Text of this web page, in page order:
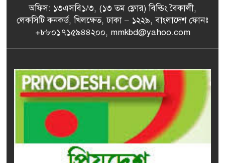
বিএসএফের গুলিতে বাংলাদেশি
যুবক নিহত
৮
প্রধানমন্ত্রী চট্টগ্রাম ও কক্সবাজার
যাচ্ছেন
বিদ্যুৎ-জ্বালানি খাতে অস্থিরতা
তৈরির চেষ্টা করছে একটি চক্র :
প্রধানমন্ত্রী
অফিস: ১৩এসবি১/৩, (১৩ তম ফ্লোর) বিল্ডিং বৈকালী,
লেকসিটি কনকর্ড, খিলক্ষেত, ঢাকা – ১২২৯, বাংলাদেশ ফোনঃ
+৮৮০১৭১৫৯৪৪২০০, mmkbd@yahoo.com